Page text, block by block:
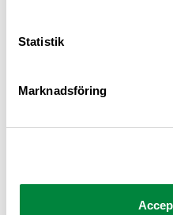
Statistik
Marknadsföring
M Sverige är Sveriges
för bilister och andra
Ansvarig utgivare: Heléne
Pressrum
Om oss